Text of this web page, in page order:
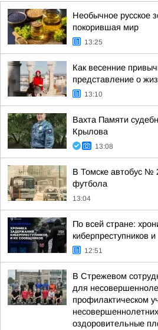
Необычное русское
покорившая мир
13:25
Как весенние
представление о
13:10
Вахта Памяти
Крылова
13:08
В Томске автобус №
футбола
13:04
По всей стране:
киберпреступников
12:51
В Стрежевом
для
профилактическом
оздоровительные